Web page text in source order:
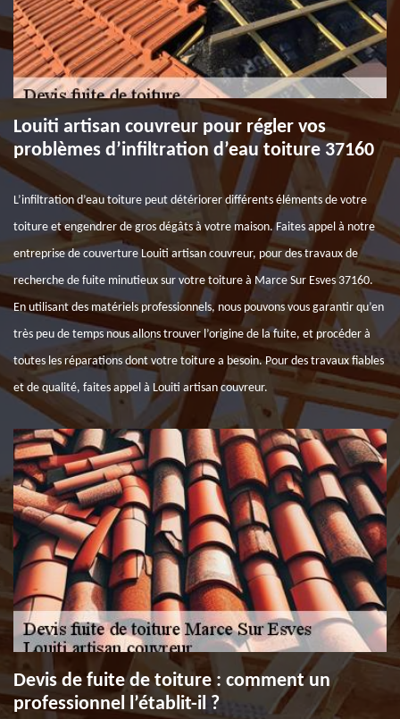
Louiti artisan couvreur pour régler vos
problèmes d’infiltration d’eau toiture 37160
L’infiltration d’eau toiture peut détériorer différents éléments de votre
toiture et engendrer de gros dégâts à votre maison. Faites appel à notre
entreprise de couverture Louiti artisan couvreur, pour des travaux de
recherche de fuite minutieux sur votre toiture à Marce Sur Esves 37160.
En utilisant des matériels professionnels, nous pouvons vous garantir qu’en
très peu de temps nous allons trouver l’origine de la fuite, et procéder à
toutes les réparations dont votre toiture a besoin. Pour des travaux fiables
et de qualité, faites appel à Louiti artisan couvreur.
Devis de fuite de toiture : comment un
professionnel l’établit-il ?